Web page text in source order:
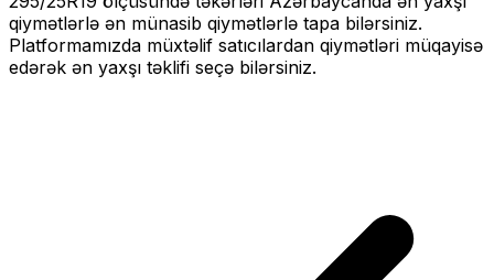
qiymətlərlə ən münasib qiymətlərlə tapa bilərsiniz.
Platformamızda müxtəlif satıcılardan qiymətləri müqayisə
edərək ən yaxşı təklifi seçə bilərsiniz.